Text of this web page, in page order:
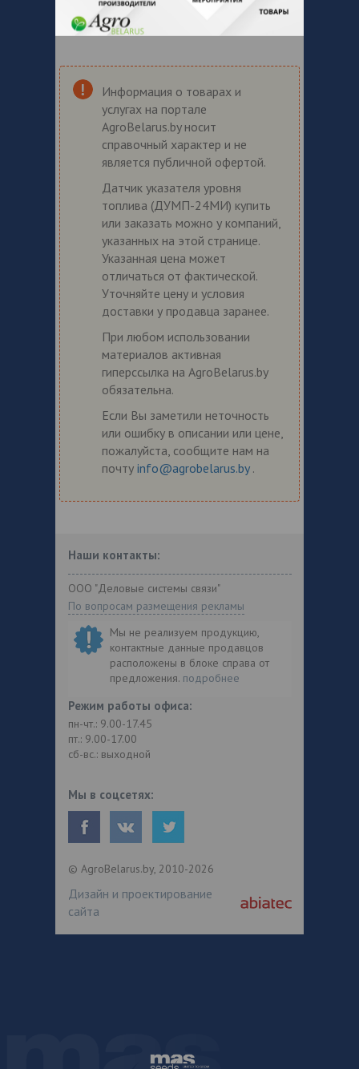
Информация о товарах и
услугах на портале
AgroBelarus.by носит
справочный характер и не
является публичной офертой.
Датчик указателя уровня
топлива (ДУМП-24МИ) купить
или заказать можно у компаний,
указанных на этой странице.
Указанная цена может
отличаться от фактической.
Уточняйте цену и условия
доставки у продавца заранее.
При любом использовании
материалов активная
гиперссылка на AgroBelarus.by
обязательна.
Если Вы заметили неточность
или ошибку в описании или цене,
пожалуйста, сообщите нам на
почту info@agrobelarus.by .
Наши контакты:
ООО "Деловые системы связи"
По вопросам размещения рекламы
Мы не реализуем продукцию,
контактные данные продавцов
расположены в блоке справа от
предложения. подробнее
Режим работы офиса:
пн-чт.: 9.00-17.45
пт.: 9.00-17.00
сб-вс.: выходной
Мы в соцсетях:
© AgroBelarus.by, 2010-2026
Дизайн и проектирование
сайта